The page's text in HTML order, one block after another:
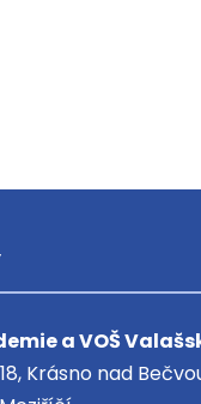
a VOŠ
Krásno nad